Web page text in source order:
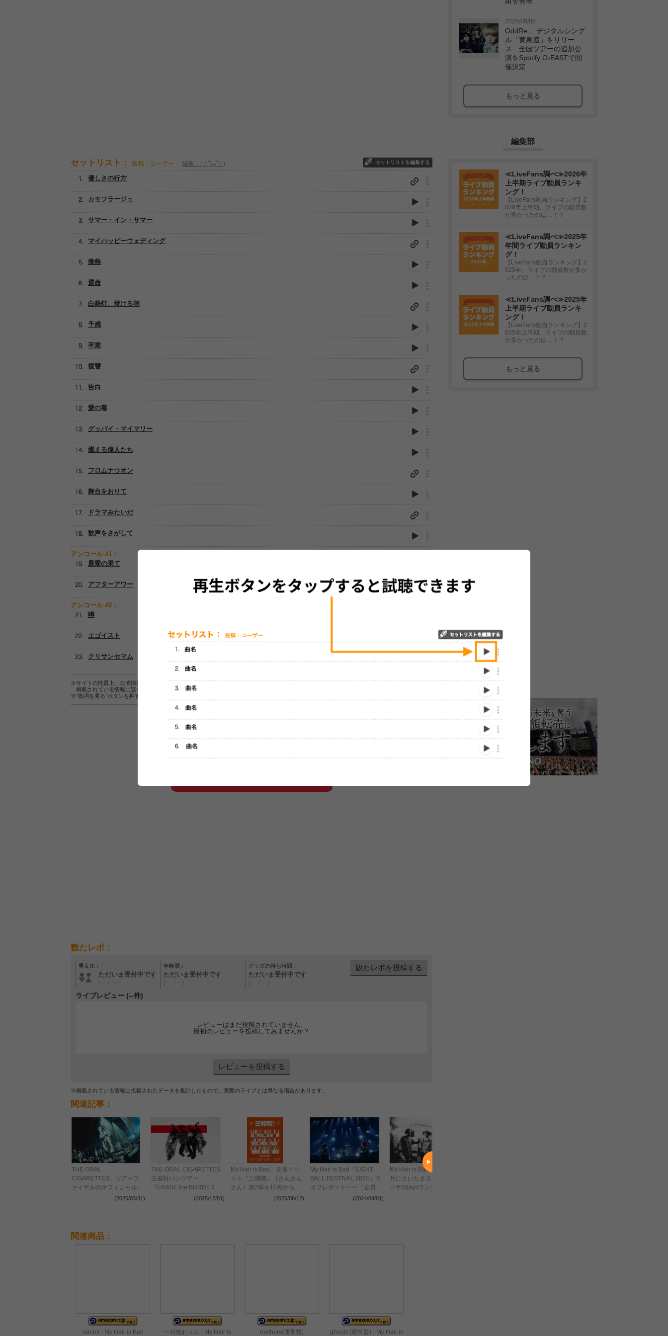
セットリスト： 投稿：ユーザー 編集：( ∩՞ټ՞∩) セットリストを編集する
復讐
マイハッピーウェディング
サマー・イン・サマー
カモフラージュ
微熱
予感
白熱灯、焼ける朝
運命
卒業
優しさの行方
告白
愛の毒
グッバイ・マイマリー
燃える偉人たち
フロムナウオン
舞台をおりて
ドラマみたいだ
歓声をさがして
アンコール #1：
最愛の果て
アフターアワー
アンコール #2：
噂
エゴイスト
クリサンセマム
※サイトの性質上、公演情報およびセットリスト情報の正確性は保証されませんので、あらかじめご了承ください。
掲載されている情報に誤りがある場合は、 こちらよりご連絡をお願い致します。
※“歌詞を見る”ボタンを押すと、株式会社ページワンが運営する歌詞サイト「
観たレポ：
男女比：
ただいま受付中です
[---／---]
年齢層：
ただいま受付中です
[---／---]
グッズの待ち時間：
ただいま受付中です
[---／---]
観たレポを投稿する
ライブレビュー (--件)
レビューはまだ投稿されていません。
最初のレビューを投稿してみませんか？
レビューを投稿する
※掲載されている情報は投稿されたデータを集計したもので、実際のライブとは異なる場合があります。
関連記事：
THE ORAL
CIGARETTES、ツアーフ
ァイナルのオフィシャルレ
ポートが到着 成熟の向こ
(2026/03/31)
THE ORAL CIGARETTES
主催対バンツアー
『ERASE the BORDER
TOUR 2026』全出演者を
(2025/12/01)
My Hair is Bad、主催イベ
ント『三燦燦』（さんさん
さん）第2弾を10月から開
催 ENTH、PEDRO、
(2025/08/12)
My Hair is Bad『EIGHT
BALL FESTIVAL 2024』ラ
イブレポートーー「全員が
一歩一歩進んでる！」スケ
(2024/04/01)
My Hair is Bad、2025年1
月にさいたまスーパーアリ
ーナ2daysワンマン公演決
関連商品：
narimi - My Hair is Bad
一目惚れ e.p. - My Hair is
mothers(通常盤)
ghosts (通常盤) - My Hair is
2026/08/05
OddRe:、デジタルシング
ル「黄泉還」をリリー
ス 全国ツアーの追加公
演をSpotify O-EASTで開
催決定
もっと見る
編集部
≪LiveFans調べ≫2026年
上半期ライブ動員ランキ
ング！
【LiveFans独自ランキング】2
026年上半期、ライブの動員数
が多かったのは…！？
≪LiveFans調べ≫2025年
年間ライブ動員ランキン
グ！
【LiveFans独自ランキング】2
025年、ライブの動員数が多か
ったのは…！？
≪LiveFans調べ≫2025年
上半期ライブ動員ランキ
ング！
【LiveFans独自ランキング】2
025年上半期、ライブの動員数
が多かったのは…！？
もっと見る